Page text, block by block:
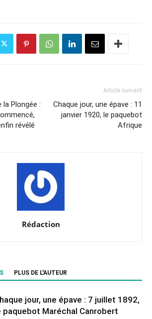
la Plongée :
révélé
Article suivant
Chaque jour, une épave : 11
janvier 1920, le paquebot
Afrique
Rédaction
PLUS DE L'AUTEUR
jour, une épave : 7 juillet 1892,
paquebot Maréchal Canrobert